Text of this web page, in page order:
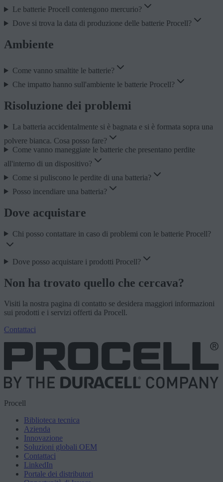
Le batterie Procell contengono mercurio?
Dove si trova la data di produzione delle batterie Procell?
Ambiente
Come vanno smaltite le batterie?
Che impatto hanno sull'ambiente le batterie Procell?
Risoluzione dei problemi
La batteria accidentalmente si è bagnata e si è formata sopra una
polvere bianca. Cosa posso fare?
Come vanno maneggiate le batterie che presentano perdite
all'interno di un dispositivo?
Come si puliscono le perdite di una batteria?
Posso incendiare una batteria?
Dove acquistare
Chi posso contattare in caso di problemi con le batterie Procell?
Dove posso acquistare i prodotti Procell?
Non ha trovato quello che cercava?
Visiti la nostra pagina di contatto se desidera maggiori informazioni
sui prodotti e i servizi offerti da Procell.
Contattaci
Procell
Biblioteca tecnica
Azienda
Innovazione
Soluzioni globali OEM
Contattaci
LinkedIn
Portale dei distributori